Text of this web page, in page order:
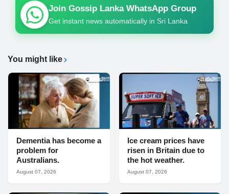
Join Gossip Lanka WhatsApp Group
Get instant news automatically in Sri Lanka
You might like
Dementia has become a
problem for
Australians.
August 07, 2026
Ice cream prices have
risen in Britain due to
the hot weather.
August 07, 2026